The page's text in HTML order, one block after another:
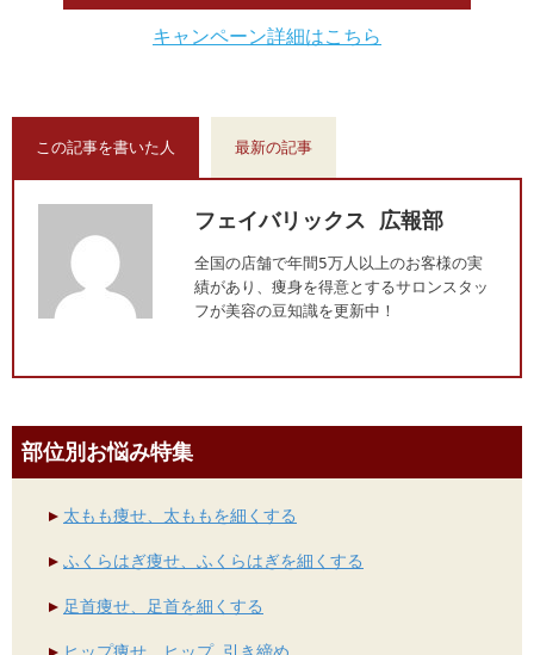
キャンペーン詳細はこちら
この記事を書いた人 最新の記事
フェイバリックス 広報部
全国の店舗で年間5万人以上のお客様の実
績があり、痩身を得意とするサロンスタッ
フが美容の豆知識を更新中！
部位別お悩み特集
太もも痩せ、太ももを細くする
ふくらはぎ痩せ、ふくらはぎを細くする
足首痩せ、足首を細くする
ヒップ痩せ、ヒップ 引き締め